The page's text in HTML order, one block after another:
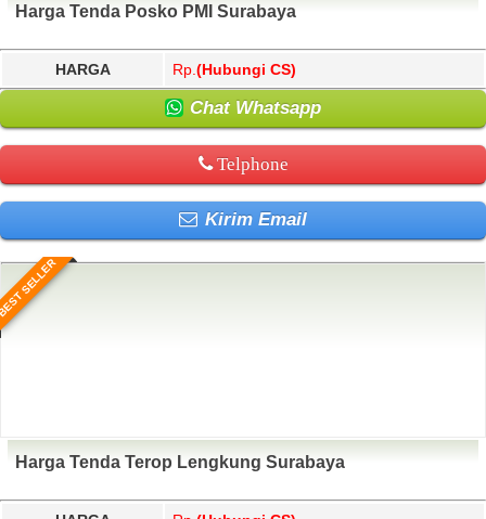
Harga Tenda Posko PMI Surabaya
HARGA Rp. (Hubungi CS)
Chat Whatsapp
Telphone
Kirim Email
SELLER
Harga Tenda Terop Lengkung Surabaya